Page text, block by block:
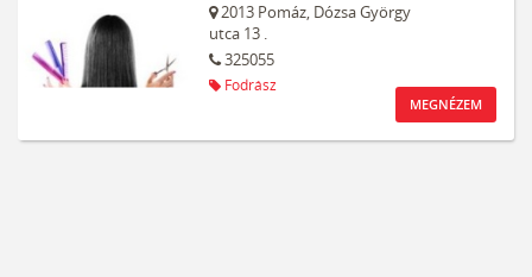
2013 Pomáz, Dózsa György
utca 13 .
325055
Fodrász
MEGNÉZEM